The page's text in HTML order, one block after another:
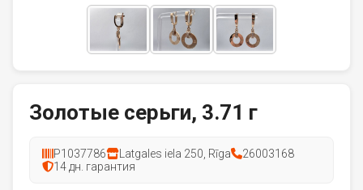
Золотые серьги, 3.71 г
P1037786 Latgales iela 250, Rīga
26003168
14 дн. гарантия